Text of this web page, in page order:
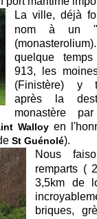
La ville, déjà
nom à un
quelque
913, les
(Finistère) y
après la
monastère
Walloy en
St Guénolé).
Nous
remparts (
3,5km de
briques,